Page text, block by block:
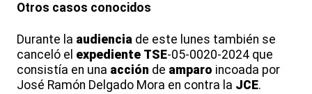
Otros casos conocidos
Durante la audiencia de este lunes también se
canceló el expediente TSE-05-0020-2024 que
consistía en una acción de amparo incoada por
José Ramón Delgado Mora en contra la JCE.